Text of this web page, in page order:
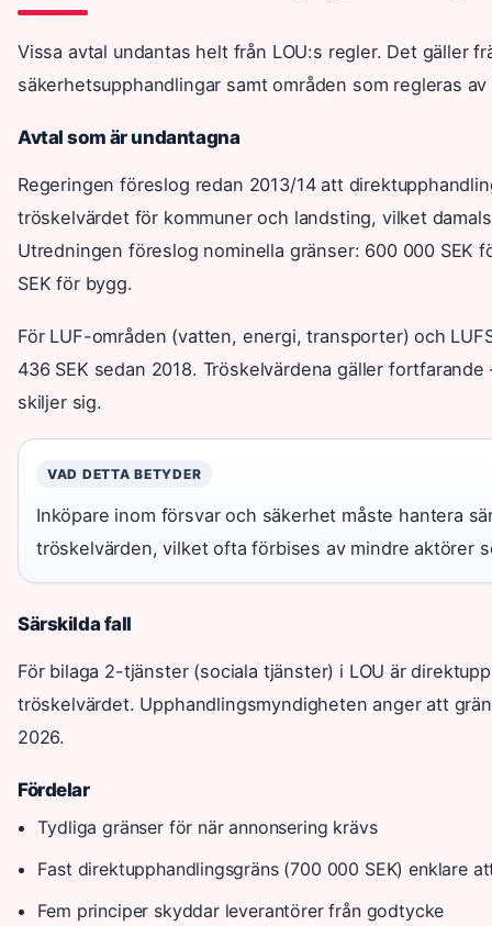
Vissa avtal undantas helt från LOU:s regler. Det gäller
säkerhetsupphandlingar samt områden som regleras av
Avtal som är undantagna
Regeringen föreslog redan 2013/14 att
tröskelvärdet för kommuner och landsting, vilket
Utredningen föreslog nominella gränser: 600 000 SEK
SEK för bygg.
För LUF-områden (vatten, energi, transporter) och
436 SEK sedan 2018. Tröskelvärdena gäller
skiljer sig.
VAD DETTA BETYDER
Inköpare inom försvar och säkerhet måste hantera
tröskelvärden, vilket ofta förbises av mindre aktörer
Särskilda fall
För bilaga 2-tjänster (sociala tjänster) i LOU är
tröskelvärdet. Upphandlingsmyndigheten anger att
2026.
Fördelar
Tydliga gränser för när annonsering krävs
Fast direktupphandlingsgräns (700 000 SEK) enklare
Fem principer skyddar leverantörer från godtycke